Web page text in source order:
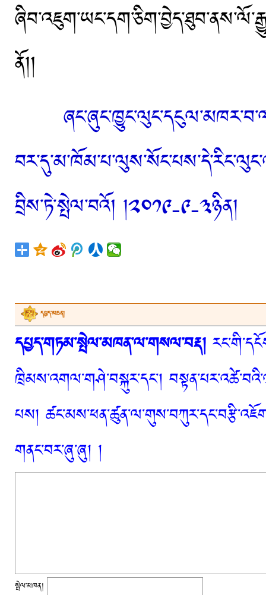
ནོ།།
བྲིས་ཏེ་སྤེལ་བའོ། །༢༠༡༩-༩-༣ཉིན།
དཔྱད་མཆན།
དཔྱད་གཏམ་སྤེལ་མཁན་ལ་གསལ་བརྡ།
ཁྲིམས་འགལ་གཤེ་བསྐུར་དང་།
པས།
གནང་བར་ཞུ་ཞུ། །
སྤེལ་མཁན།